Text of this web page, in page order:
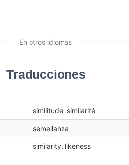
En otros idiomas
Traducciones
similitude, similarité
semellanza
similarity, likeness